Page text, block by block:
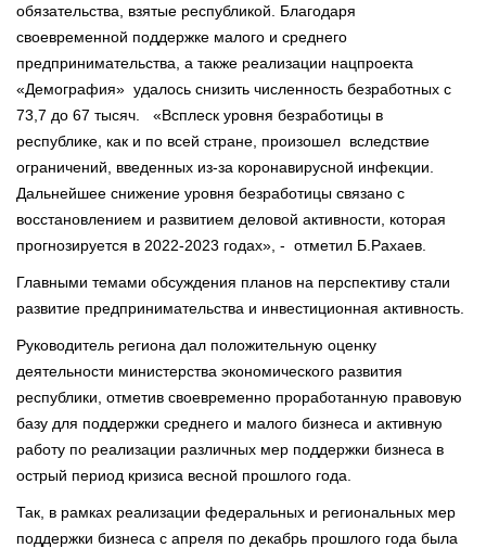
обязательства, взятые республикой. Благодаря
своевременной поддержке малого и среднего
предпринимательства, а также реализации нацпроекта
«Демография» удалось снизить численность безработных с
73,7 до 67 тысяч. «Всплеск уровня безработицы в
республике, как и по всей стране, произошел вследствие
ограничений, введенных из-за коронавирусной инфекции.
Дальнейшее снижение уровня безработицы связано с
восстановлением и развитием деловой активности, которая
прогнозируется в 2022-2023 годах», - отметил Б.Рахаев.
Главными темами обсуждения планов на перспективу стали
развитие предпринимательства и инвестиционная активность.
Руководитель региона дал положительную оценку
деятельности министерства экономического развития
республики, отметив своевременно проработанную правовую
базу для поддержки среднего и малого бизнеса и активную
работу по реализации различных мер поддержки бизнеса в
острый период кризиса весной прошлого года.
Так, в рамках реализации федеральных и региональных мер
поддержки бизнеса с апреля по декабрь прошлого года была